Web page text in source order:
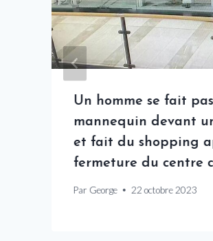
Un homme se fait
mannequin devant
et fait du shopping
fermeture du centre
Par George 22 octobre 2023